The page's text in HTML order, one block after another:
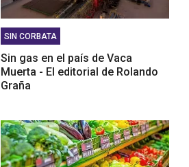
SIN CORBATA
Sin gas en el país de Vaca
Muerta - El editorial de Rolando
Graña